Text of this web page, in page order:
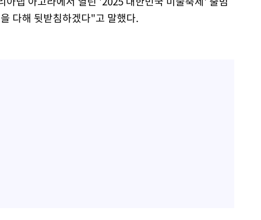
다해 뒷받침하겠다"고 말했다.